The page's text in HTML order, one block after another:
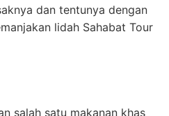
dan tentunya dengan
lidah Sahabat Tour
salah satu makanan khas